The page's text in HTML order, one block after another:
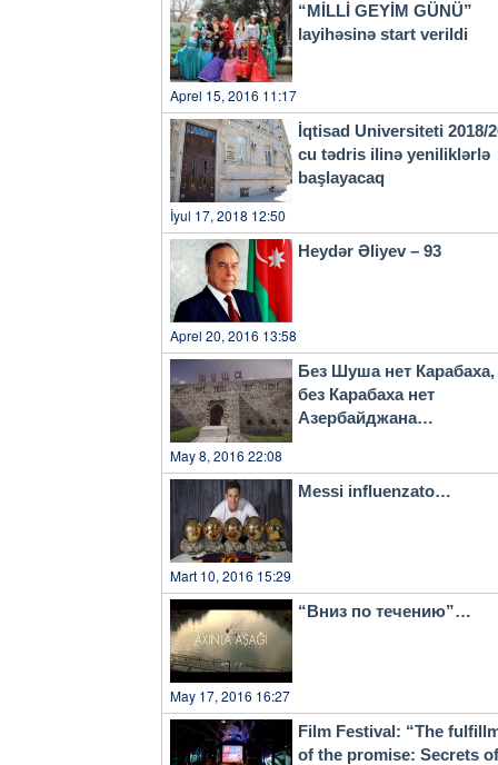
“MİLLİ GEYİM GÜNÜ”
layihəsinə start verildi
Aprel 15, 2016 11:17
İqtisad Universiteti 2018/
cu tədris ilinə yeniliklərlə
başlayacaq
İyul 17, 2018 12:50
Heydər Əliyev – 93
Aprel 20, 2016 13:58
Без Шуша нет Карабаха,
без Карабаха нет
Азербайджана…
May 8, 2016 22:08
Messi influenzato…
Mart 10, 2016 15:29
“Вниз по течению”…
May 17, 2016 16:27
Film Festival: “The
of the promise: Secrets of